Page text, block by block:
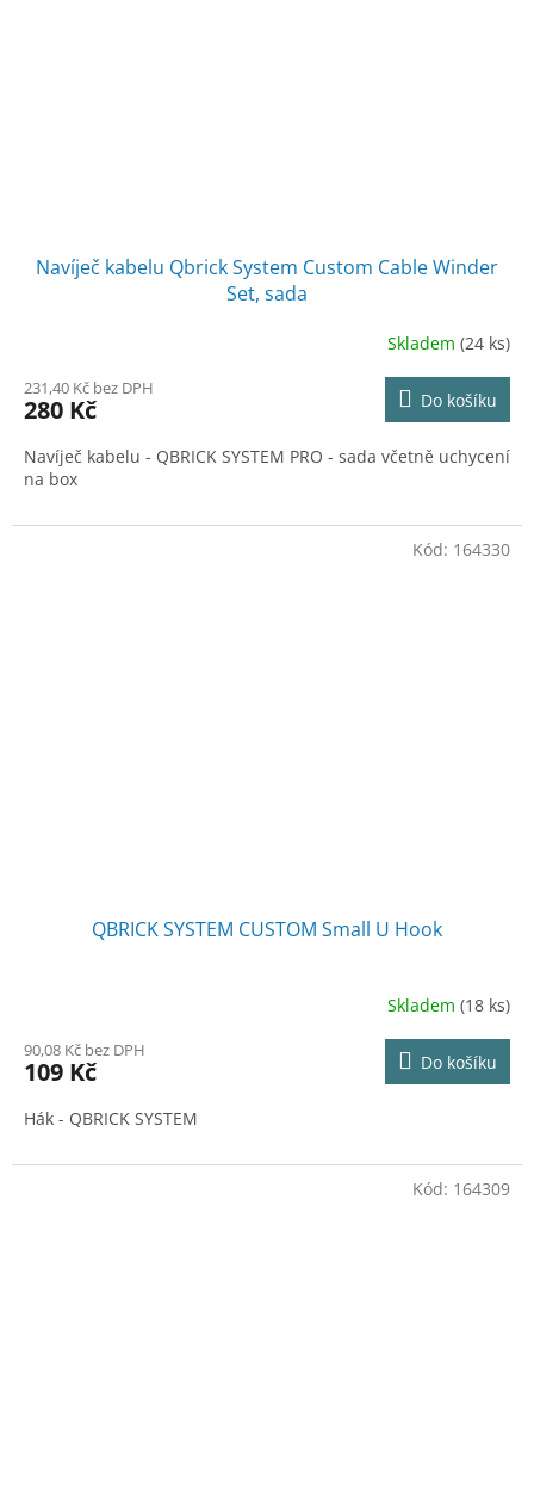
Navíječ kabelu Qbrick System Custom Cable Winder
Set, sada
Skladem (24 ks)
231,40 Kč bez DPH
280 Kč Do košíku
Navíječ kabelu - QBRICK SYSTEM PRO - sada včetně uchycení
na box
QBRICK SYSTEM CUSTOM Small U Hook
Skladem (18 ks)
90,08 Kč bez DPH
109 Kč Do košíku
Hák - QBRICK SYSTEM
Kód: 164330
Kód: 164309